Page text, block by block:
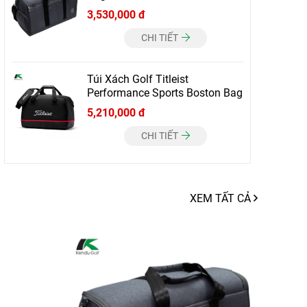
3,530,000 đ
CHI TIẾT
Túi Xách Golf Titleist
Performance Sports Boston Bag
5,210,000 đ
CHI TIẾT
XEM TẤT CẢ